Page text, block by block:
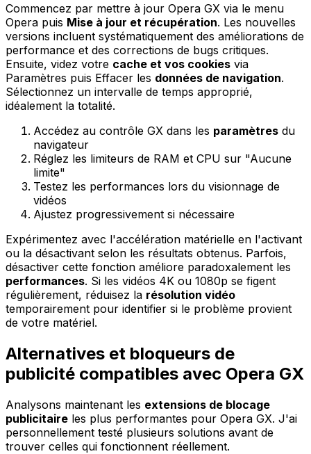
Commencez par mettre à jour Opera GX via le menu
Opera puis Mise à jour et récupération. Les nouvelles
versions incluent systématiquement des améliorations de
performance et des corrections de bugs critiques.
Ensuite, videz votre cache et vos cookies via
Paramètres puis Effacer les données de navigation.
Sélectionnez un intervalle de temps approprié,
idéalement la totalité.
Accédez au contrôle GX dans les paramètres du
navigateur
Réglez les limiteurs de RAM et CPU sur "Aucune
limite"
Testez les performances lors du visionnage de
vidéos
Ajustez progressivement si nécessaire
Expérimentez avec l'accélération matérielle en l'activant
ou la désactivant selon les résultats obtenus. Parfois,
désactiver cette fonction améliore paradoxalement les
performances. Si les vidéos 4K ou 1080p se figent
régulièrement, réduisez la résolution vidéo
temporairement pour identifier si le problème provient
de votre matériel.
Alternatives et bloqueurs de
publicité compatibles avec Opera GX
Analysons maintenant les extensions de blocage
publicitaire les plus performantes pour Opera GX. J'ai
personnellement testé plusieurs solutions avant de
trouver celles qui fonctionnent réellement.